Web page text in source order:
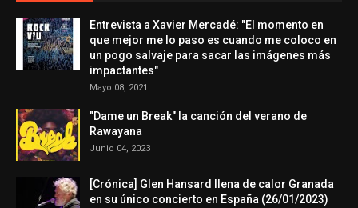
Entrevista a Xavier Mercadé: "El momento en
que mejor me lo paso es cuando me coloco en
un pogo salvaje para sacar las imágenes más
impactantes"
Mayo 08, 2021
"Dame un Break" la canción del verano de
Rawayana
Junio 04, 2023
[Crónica] Glen Hansard llena de calor Granada
en su único concierto en España (26/01/2023)